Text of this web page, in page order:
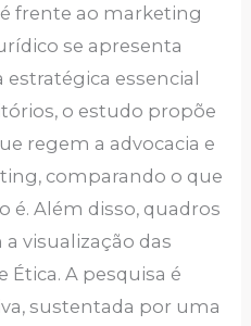
frente ao marketing
se apresenta
essencial
o estudo propõe
regem a advocacia e
comparando o que
é. Além disso, quadros
visualização das
Ética. A pesquisa é
sustentada por uma